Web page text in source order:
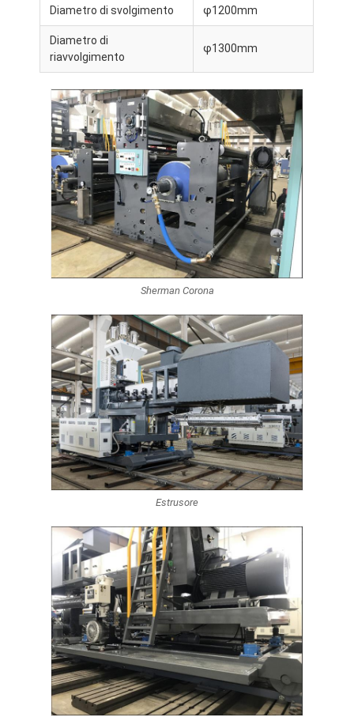
Casa
Prodotti
Circa noi
Diametro di svolgimento φ1200mm
Diametro di
riavvolgimento
φ1300mm
Sherman Corona
Estrusore